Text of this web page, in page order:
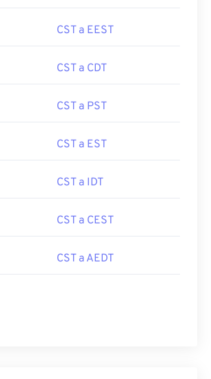
CST a EEST
CST a CDT
CST a PST
CST a EST
CST a IDT
CST a CEST
CST a AEDT